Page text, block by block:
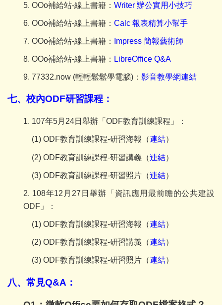
5. OOo補給站-線上書籍： Writer 辦公實用小技巧
6. OOo補給站-線上書籍： Calc 報表精算小幫手
7. OOo補給站-線上書籍： Impress 簡報藝術師
8. OOo補給站-線上書籍： LibreOffice Q&A
9. 77332.now (輕輕鬆鬆學電腦)： 影音教學網連結
七、校內ODF研習課程：
1. 107年5月24日舉辦「ODF教育訓練課程」：
(1) ODF教育訓練課程-研習海報（連結）
(2) ODF教育訓練課程-研習講義（連結）
(3) ODF教育訓練課程-研習照片（連結）
2. 108年12 月 27 日舉辦「資訊應用最前瞻的公共建設
ODF」：
(1) ODF教育訓練課程-研習海報（連結）
(2) ODF教育訓練課程-研習講義（連結）
(3) ODF教育訓練課程-研習照片（連結）
八、常見Q&A：